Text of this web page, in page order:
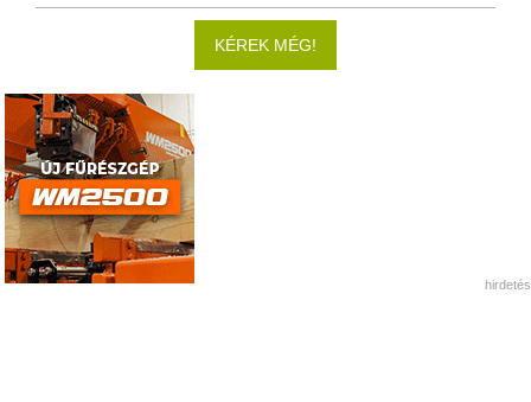
KÉREK MÉG!
hirdetés